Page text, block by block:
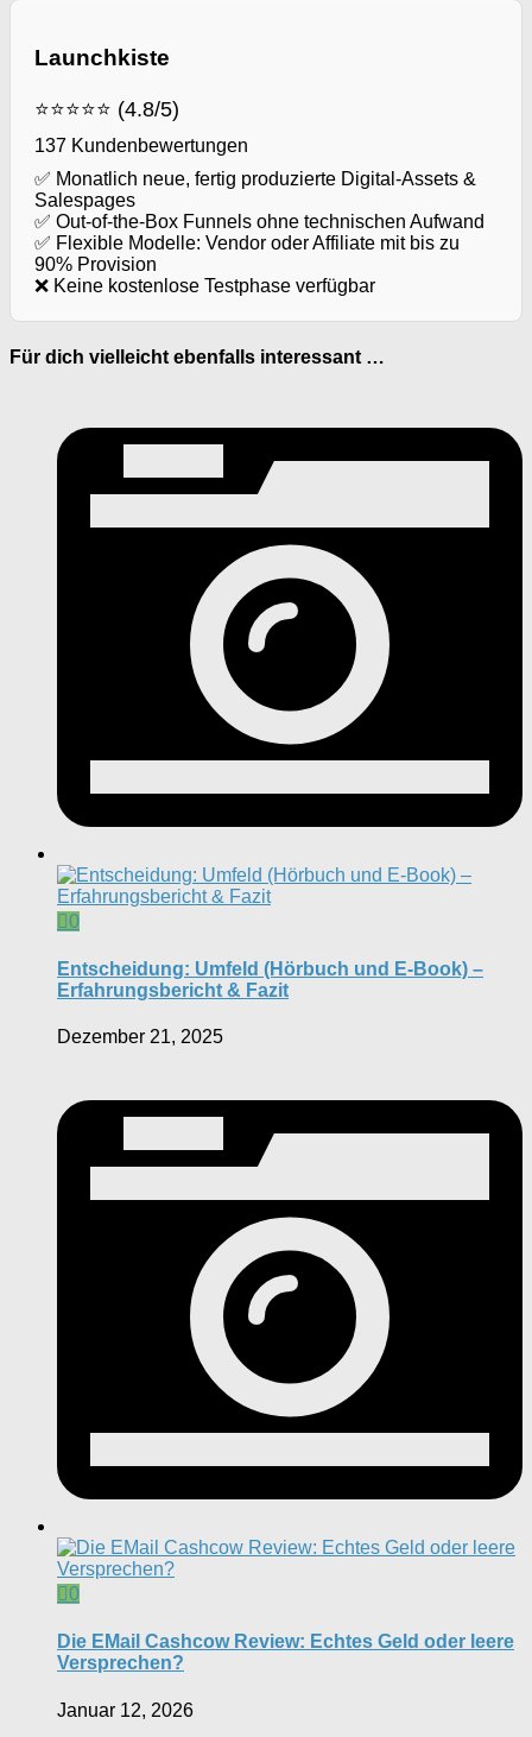
Launchkiste
⭐⭐⭐⭐⭐ (4.8/5)
137 Kundenbewertungen
✅ Monatlich neue, fertig produzierte Digital-Assets &
Salespages
✅ Out-of-the-Box Funnels ohne technischen Aufwand
✅ Flexible Modelle: Vendor oder Affiliate mit bis zu
90% Provision
❌ Keine kostenlose Testphase verfügbar
Für dich vielleicht ebenfalls interessant …
0
Entscheidung: Umfeld (Hörbuch und E-Book) –
Erfahrungsbericht & Fazit
Dezember 21, 2025
0
Die EMail Cashcow Review: Echtes Geld oder leere
Versprechen?
Januar 12, 2026